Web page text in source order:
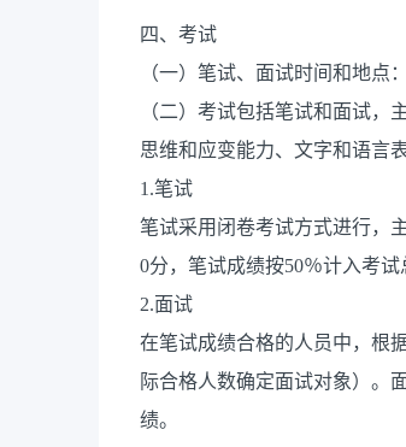
四、考试
（一）笔试、面试时间和地点
（二）考试包括笔试和面试
思维和应变能力、文字和语言
1.笔试
笔试采用闭卷考试方式进行，
0分，笔试成绩按50％计入考试
2.面试
在笔试成绩合格的人员中，根
际合格人数确定面试对象）。
绩。